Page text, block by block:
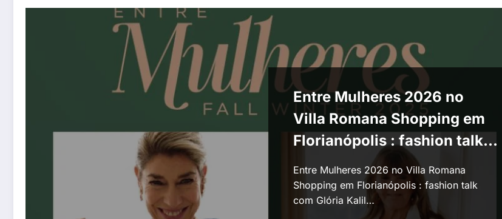
Entre Mulheres 2026 no
Villa Romana Shopping em
Florianópolis : fashion talk
com Glória Kalil e desfiles
de moda
Entre Mulheres 2026 no Villa Romana
Shopping em Florianópolis : fashion talk
com Glória Kalil…